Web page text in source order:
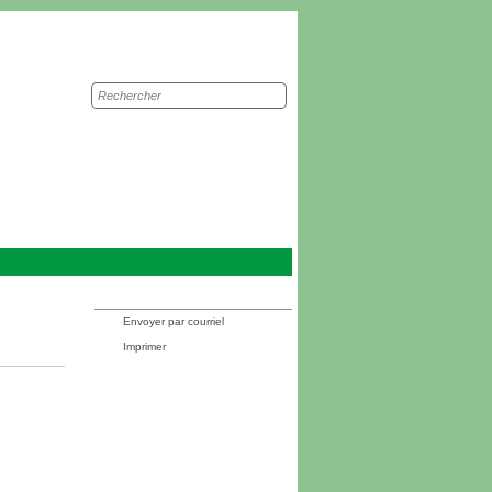
Recherche
sur
Envoyer par courriel
Imprimer